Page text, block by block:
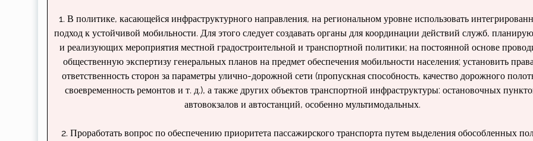
1. В политике, касающейся инфраструк­турного направления, на региональном уров­не использовать
подход к устойчивой мобильности. Для этого следу­ет создавать органы для координации дей­ствий служб,
и реализующих мероприятия местной градостроительной и транспортной политики; на постоянной ос­нове
общественную эксперти­зу генеральных планов на предмет обеспе­чения мобильности населения; установить
ответственность сторон за параметры улично-дорожной сети (пропускная способность, качество дорожного
своевремен­ность ремонтов и т. д.), а также других объек­тов транспортной инфраструктуры: остано­вочных
автовокзалов и автостанций, особенно мультимодальных.
2. Проработать вопрос по обеспечению приоритета пассажирского транспорта пу­тем выделения обособленных